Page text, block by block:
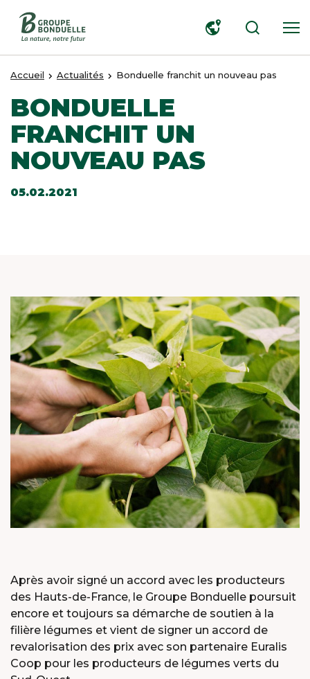
Accueil Actualités Bonduelle franchit un nouveau pas
BONDUELLE
FRANCHIT UN
NOUVEAU PAS
05.02.2021
Après avoir signé un accord avec les producteurs
des Hauts-de-France, le Groupe Bonduelle poursuit
encore et toujours sa démarche de soutien à la
filière légumes et vient de signer un accord de
revalorisation des prix avec son partenaire Euralis
Coop pour les producteurs de légumes verts du